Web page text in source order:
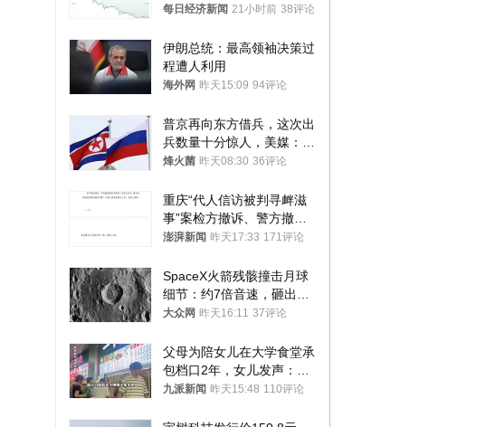
频全下架，已强化内容管理
每日经济新闻 21小时前 38评论
伊朗总统：最高领袖决策过
程遭人利用
海外网 昨天15:09 94评论
普京再向东方借兵，这次出
兵数量十分惊人，美媒：俄
朝要动真格？
烽火菌 昨天08:30 36评论
重庆“代人信访被判寻衅滋
事”案检方撤诉、警方撤
案，两被告人获国赔
澎湃新闻 昨天17:33 171评论
SpaceX火箭残骸撞击月球
细节：约7倍音速，砸出直
径约30米撞击坑
大众网 昨天16:11 37评论
父母为陪女儿在大学食堂承
包档口2年，女儿发声：初
衷是为了陪伴，毕业后将不
九派新闻 昨天15:48 110评论